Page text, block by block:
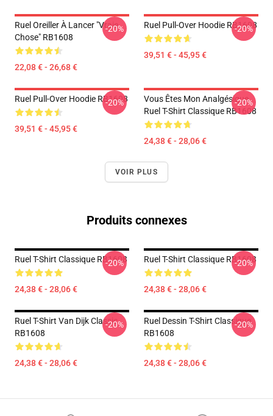
Ruel Oreiller À Lancer "vraie
Chose" RB1608
22,08 € - 26,68 €
-20% Ruel Pull-Over Hoodie RB1608
39,51 € - 45,95 €
-20%
Ruel Pull-Over Hoodie RB1608
39,51 € - 45,95 €
-20%
Vous Êtes Mon Analgésique
Ruel T-Shirt Classique RB1608
24,38 € - 28,06 €
-20%
VOIR PLUS
Produits connexes
Ruel T-Shirt Classique RB1608
24,38 € - 28,06 €
-20% Ruel T-Shirt Classique RB1608
24,38 € - 28,06 €
-20%
Ruel T-Shirt Van Dijk Classic
RB1608
24,38 € - 28,06 €
-20%
Ruel Dessin T-Shirt Classique
RB1608
24,38 € - 28,06 €
-20%